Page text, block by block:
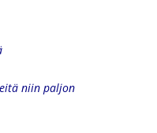
niin paljon